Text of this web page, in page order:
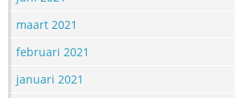
maart 2021
februari 2021
januari 2021